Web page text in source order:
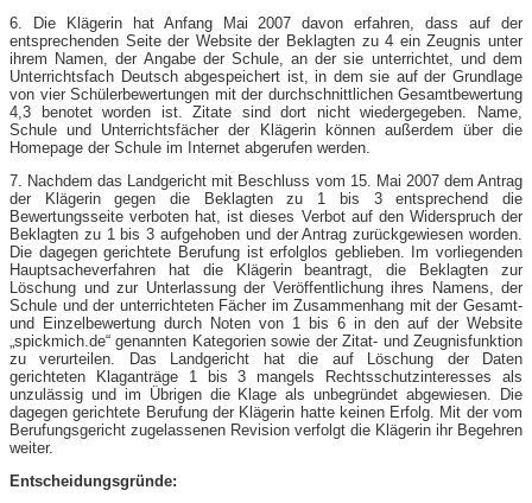
6. Die Klägerin hat Anfang Mai 2007 davon erfahren, dass auf der
entsprechenden Seite der Website der Beklagten zu 4 ein Zeugnis unter
ihrem Namen, der Angabe der Schule, an der sie unterrichtet, und dem
Unterrichtsfach Deutsch abgespeichert ist, in dem sie auf der Grundlage
von vier Schülerbewertungen mit der durchschnittlichen Gesamtbewertung
4,3 benotet worden ist. Zitate sind dort nicht wiedergegeben. Name,
Schule und Unterrichtsfächer der Klägerin können außerdem über die
Homepage der Schule im Internet abgerufen werden.
7. Nachdem das Landgericht mit Beschluss vom 15. Mai 2007 dem Antrag
der Klägerin gegen die Beklagten zu 1 bis 3 entsprechend die
Bewertungsseite verboten hat, ist dieses Verbot auf den Widerspruch der
Beklagten zu 1 bis 3 aufgehoben und der Antrag zurückgewiesen worden.
Die dagegen gerichtete Berufung ist erfolglos geblieben. Im vorliegenden
Hauptsacheverfahren hat die Klägerin beantragt, die Beklagten zur
Löschung und zur Unterlassung der Veröffentlichung ihres Namens, der
Schule und der unterrichteten Fächer im Zusammenhang mit der Gesamt-
und Einzelbewertung durch Noten von 1 bis 6 in den auf der Website
„spickmich.de“ genannten Kategorien sowie der Zitat- und Zeugnisfunktion
zu verurteilen. Das Landgericht hat die auf Löschung der Daten
gerichteten Klaganträge 1 bis 3 mangels Rechtsschutzinteresses als
unzulässig und im Übrigen die Klage als unbegründet abgewiesen. Die
dagegen gerichtete Berufung der Klägerin hatte keinen Erfolg. Mit der vom
Berufungsgericht zugelassenen Revision verfolgt die Klägerin ihr Begehren
weiter.
Entscheidungsgründe: